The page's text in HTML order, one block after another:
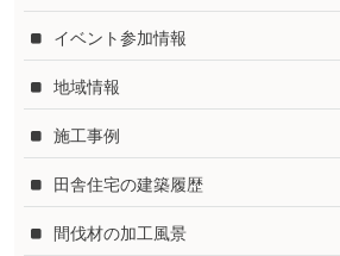
イベント参加情報
地域情報
施工事例
田舎住宅の建築履歴
間伐材の加工風景